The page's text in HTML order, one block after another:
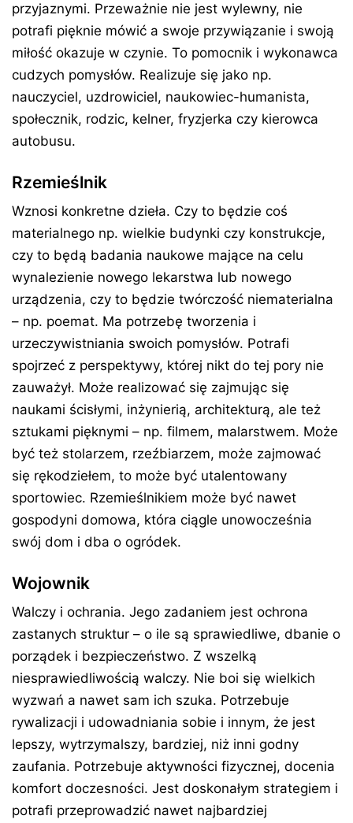
przyjaznymi. Przeważnie nie jest wylewny, nie
potrafi pięknie mówić a swoje przywiązanie i swoją
miłość okazuje w czynie. To pomocnik i wykonawca
cudzych pomysłów. Realizuje się jako np.
nauczyciel, uzdrowiciel, naukowiec-humanista,
społecznik, rodzic, kelner, fryzjerka czy kierowca
autobusu.
Rzemieślnik
Wznosi konkretne dzieła. Czy to będzie coś
materialnego np. wielkie budynki czy konstrukcje,
czy to będą badania naukowe mające na celu
wynalezienie nowego lekarstwa lub nowego
urządzenia, czy to będzie twórczość niematerialna
– np. poemat. Ma potrzebę tworzenia i
urzeczywistniania swoich pomysłów. Potrafi
spojrzeć z perspektywy, której nikt do tej pory nie
zauważył. Może realizować się zajmując się
naukami ścisłymi, inżynierią, architekturą, ale też
sztukami pięknymi – np. filmem, malarstwem. Może
być też stolarzem, rzeźbiarzem, może zajmować
się rękodziełem, to może być utalentowany
sportowiec. Rzemieślnikiem może być nawet
gospodyni domowa, która ciągle unowocześnia
swój dom i dba o ogródek.
Wojownik
Walczy i ochrania. Jego zadaniem jest ochrona
zastanych struktur – o ile są sprawiedliwe, dbanie o
porządek i bezpieczeństwo. Z wszelką
niesprawiedliwością walczy. Nie boi się wielkich
wyzwań a nawet sam ich szuka. Potrzebuje
rywalizacji i udowadniania sobie i innym, że jest
lepszy, wytrzymalszy, bardziej, niż inni godny
zaufania. Potrzebuje aktywności fizycznej, docenia
komfort doczesności. Jest doskonałym strategiem i
potrafi przeprowadzić nawet najbardziej